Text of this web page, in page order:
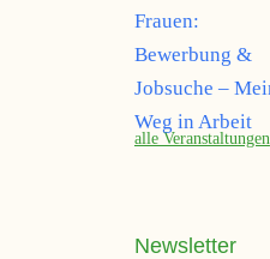
alle Veranstaltungen
Newsletter